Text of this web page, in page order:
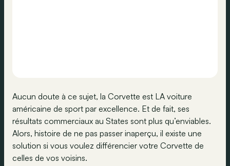
Aucun doute à ce sujet, la Corvette est LA voiture
américaine de sport par excellence. Et de fait, ses
résultats commerciaux au States sont plus qu’enviables.
Alors, histoire de ne pas passer inaperçu, il existe une
solution si vous voulez différencier votre Corvette de
celles de vos voisins.